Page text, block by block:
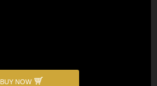
BUY NOW